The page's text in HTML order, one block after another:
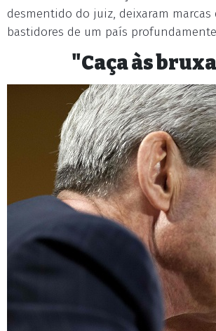
desmentido do juiz, deixaram marcas
bastidores de um país
"Caça às